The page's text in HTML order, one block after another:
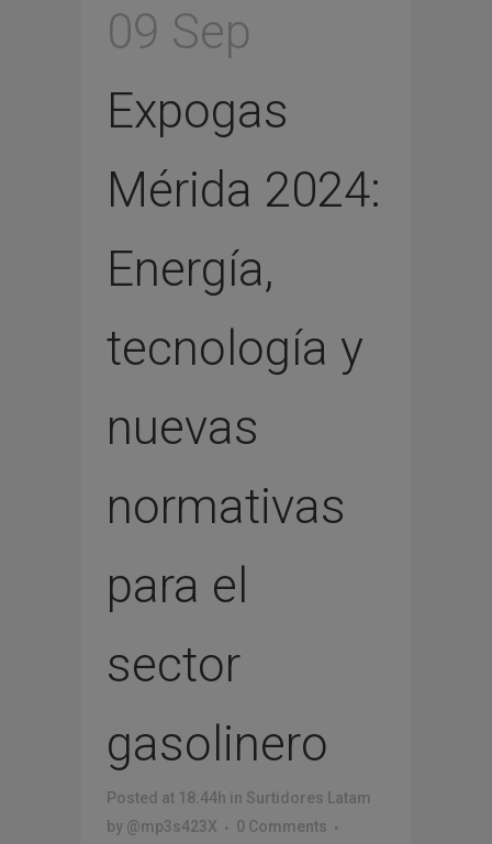
09 Sep
Expogas
Mérida 2024:
Energía,
tecnología y
nuevas
normativas
para el
sector
gasolinero
Posted at 18:44h in Surtidores Latam
by @mp3s423X
0 Comments